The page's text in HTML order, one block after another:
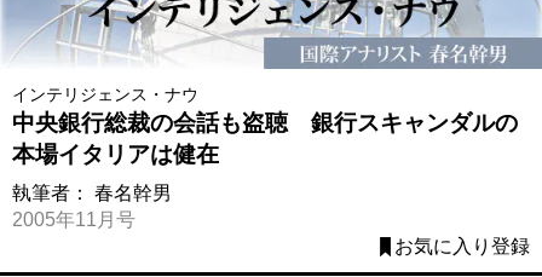
インテリジェンス・ナウ
中央銀行総裁の会話も盗聴 銀行スキャンダルの
本場イタリアは健在
執筆者： 春名幹男
2005年11月号
お気に入り登録